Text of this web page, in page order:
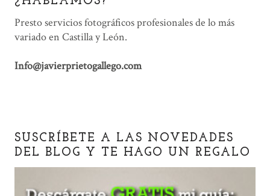
Presto servicios fotográficos profesionales de lo más
variado en Castilla y León.
Info@javierprietogallego.com
SUSCRÍBETE A LAS NOVEDADES
DEL BLOG Y TE HAGO UN REGALO